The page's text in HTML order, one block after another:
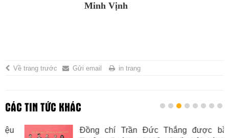
Minh Vịnh
Về trang trước Gửi email in trang
CÁC TIN TỨC KHÁC
Đồng chí Trần Đức Thắng được bầu là